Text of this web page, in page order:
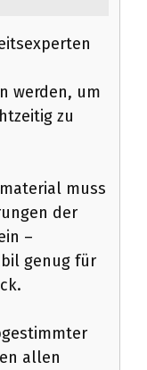
werden, um
zu
muss
der
–
genug für
allen